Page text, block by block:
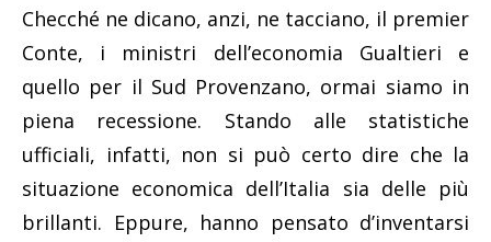
Checché ne dicano, anzi, ne tacciano, il premier
Conte, i ministri dell’economia Gualtieri e
quello per il Sud Provenzano, ormai siamo in
piena recessione. Stando alle statistiche
ufficiali, infatti, non si può certo dire che la
situazione economica dell’Italia sia delle più
brillanti. Eppure, hanno pensato d’inventarsi